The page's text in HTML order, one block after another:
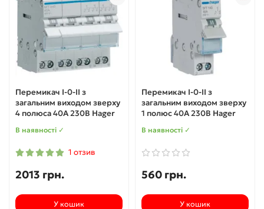
Перемикач I-0-II з
загальним виходом зверху
4 полюса 40А 230В Hager
В наявності ✓
1 отзив
2013 грн.
У кошик
Перемикач I-0-II з
загальним виходом зверху
1 полюс 40А 230В Hager
В наявності ✓
560 грн.
У кошик